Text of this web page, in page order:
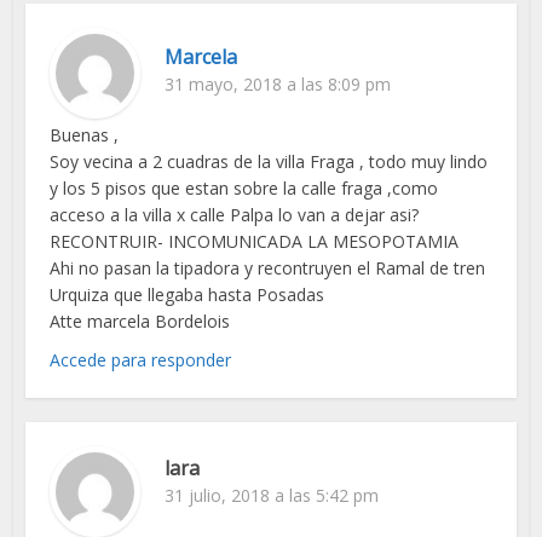
Marcela
31 mayo, 2018 a las 8:09 pm
Buenas ,
Soy vecina a 2 cuadras de la villa Fraga , todo muy lindo
y los 5 pisos que estan sobre la calle fraga ,como
acceso a la villa x calle Palpa lo van a dejar asi?
RECONTRUIR- INCOMUNICADA LA MESOPOTAMIA
Ahi no pasan la tipadora y recontruyen el Ramal de tren
Urquiza que llegaba hasta Posadas
Atte marcela Bordelois
Accede para responder
lara
31 julio, 2018 a las 5:42 pm